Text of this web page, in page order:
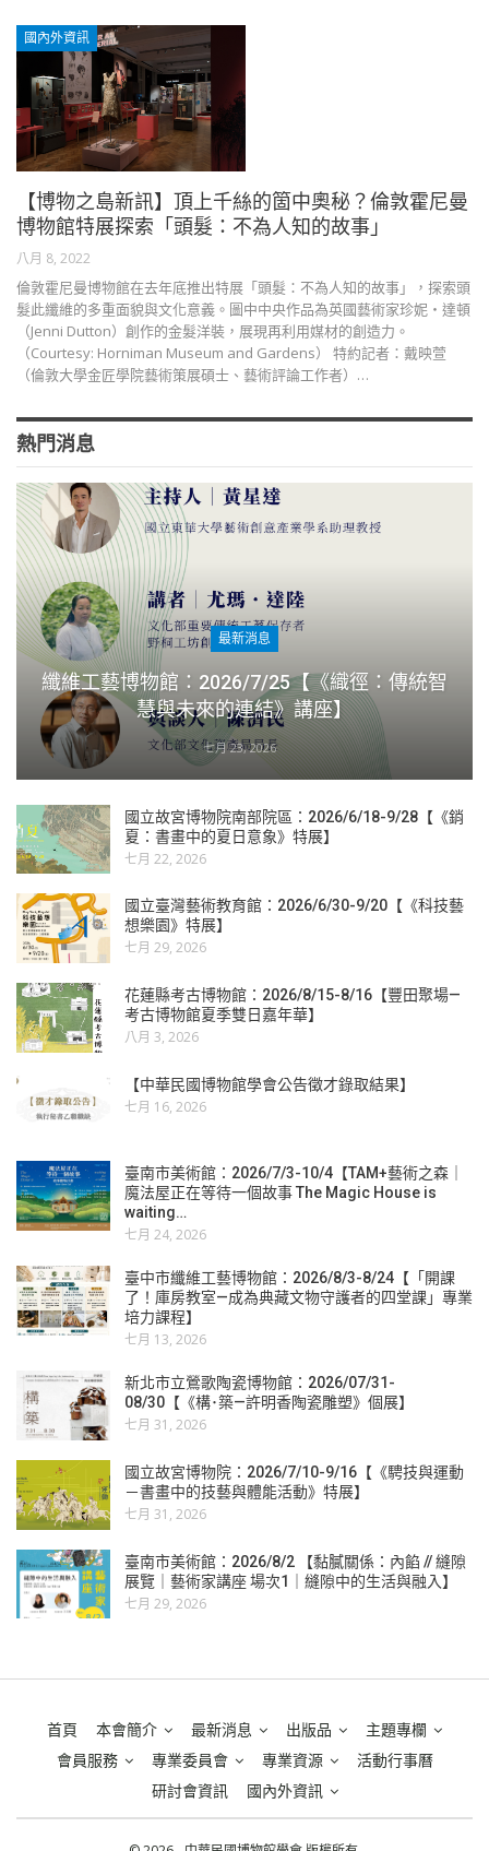
國內外資訊
【博物之島新訊】頂上千絲的箇中奧秘？倫敦霍尼曼
博物館特展探索「頭髮：不為人知的故事」
八月 8, 2022
倫敦霍尼曼博物館在去年底推出特展「頭髮：不為人知的故事」，探索頭
髮此纖維的多重面貌與文化意義。圖中中央作品為英國藝術家珍妮‧達頓
（Jenni Dutton）創作的金髮洋裝，展現再利用媒材的創造力。
（Courtesy: Horniman Museum and Gardens） 特約記者：戴映萱
（倫敦大學金匠學院藝術策展碩士、藝術評論工作者）…
熱門消息
最新消息
纖維工藝博物館：2026/7/25【《織徑：傳統智
慧與未來的連結》講座】
七月 23, 2026
國立故宮博物院南部院區：2026/6/18-9/28【《銷
夏：書畫中的夏日意象》特展】
七月 22, 2026
國立臺灣藝術教育館：2026/6/30-9/20【《科技藝
想樂園》特展】
七月 29, 2026
花蓮縣考古博物館：2026/8/15-8/16【豐田聚場—
考古博物館夏季雙日嘉年華】
八月 3, 2026
【中華民國博物館學會公告徵才錄取結果】
七月 16, 2026
臺南市美術館：2026/7/3-10/4【TAM+藝術之森｜
魔法屋正在等待一個故事 The Magic House is
waiting…
七月 24, 2026
臺中市纖維工藝博物館：2026/8/3-8/24【「開課
了！庫房教室—成為典藏文物守護者的四堂課」專業
培力課程】
七月 13, 2026
新北市立鶯歌陶瓷博物館：2026/07/31-
08/30【《構･築—許明香陶瓷雕塑》個展】
七月 31, 2026
國立故宮博物院：2026/7/10-9/16【《騁技與運動
－書畫中的技藝與體能活動》特展】
七月 31, 2026
臺南市美術館：2026/8/2 【黏膩關係：內餡 // 縫隙
展覽｜藝術家講座 場次1｜縫隙中的生活與融入】
七月 29, 2026
首頁 本會簡介 最新消息 出版品
主題專欄
會員服務
專業委員會 專業資源
活動行事曆
研討會資訊
國內外資訊